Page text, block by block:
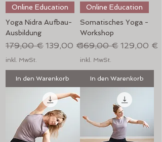
Online Education
Yoga Nidra Aufbau-
Ausbildung
Standardpreis
179,00 € Sale-Preis
139,00 €
inkl. MwSt.
In den Warenkorb
Online Education
Somatisches Yoga -
Workshop
Standardpreis
169,00 € Sale-Preis
129,00 €
inkl. MwSt.
In den Warenkorb